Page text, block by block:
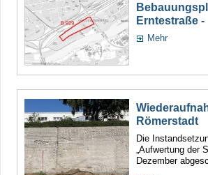
Erntestraße -
Mehr
Römerstadt
Die
„Aufwertung der
Dezember